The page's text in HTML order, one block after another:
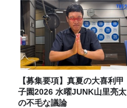
【募集要項】真夏の大喜利甲
子園2026 水曜JUNK山里亮太
の不毛な議論